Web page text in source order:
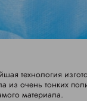
технология
из очень тонких
материала.